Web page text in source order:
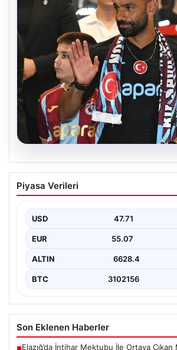
İşte Muhammed Salah’ın ilk
Piyasa Verileri
USD 47.71
EUR 55.07
ALTIN 6628.4
BTC 3102156
Son Eklenen Haberler
■Elazığ’da İntihar Mektubu İle Ortaya